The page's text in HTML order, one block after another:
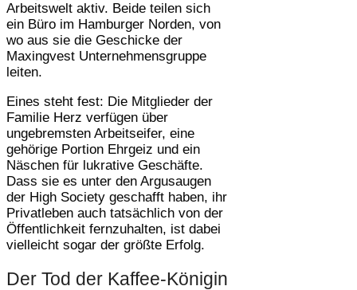
Arbeitswelt aktiv. Beide teilen sich
ein Büro im Hamburger Norden, von
wo aus sie die Geschicke der
Maxingvest Unternehmensgruppe
leiten.
Eines steht fest: Die Mitglieder der
Familie Herz verfügen über
ungebremsten Arbeitseifer, eine
gehörige Portion Ehrgeiz und ein
Näschen für lukrative Geschäfte.
Dass sie es unter den Argusaugen
der High Society geschafft haben, ihr
Privatleben auch tatsächlich von der
Öffentlichkeit fernzuhalten, ist dabei
vielleicht sogar der größte Erfolg.
Der Tod der Kaffee-Königin